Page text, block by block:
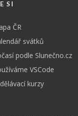
SI
ČR
svátků
podle Slunečno.cz
VSCode
kurzy